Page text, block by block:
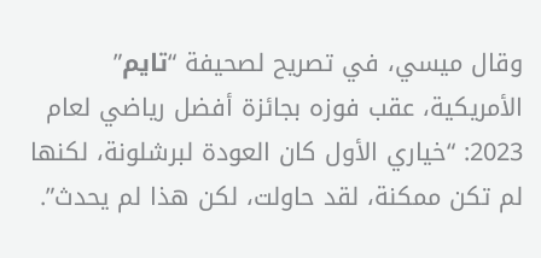
وقال ميسي، في تصريح لصحيفة “تايم”
الأمريكية، عقب فوزه بجائزة أفضل رياضي لعام
2023: “خياري الأول كان العودة لبرشلونة، لكنها
لم تكن ممكنة، لقد حاولت، لكن هذا لم يحدث”.